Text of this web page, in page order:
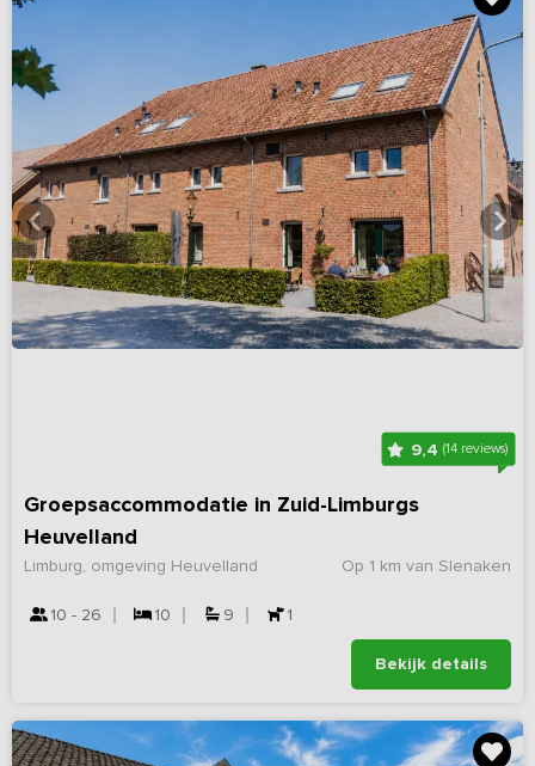
9,4(14 reviews)
Groepsaccommodatie in Zuid-Limburgs
Heuvelland
Op 1 km van Slenaken
Limburg, omgeving Heuvelland
10 - 26 10 9 1
Bekijk details